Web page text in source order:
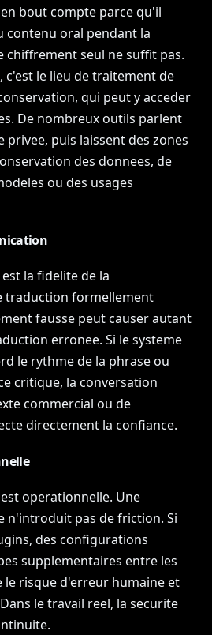
bout compte parce qu'il
contenu oral pendant la
chiffrement seul ne suffit pas.
c'est le lieu de traitement de
qui peut y acceder
De nombreux outils parlent
privee, puis laissent des zones
des donnees, de
ou des usages
la fidelite de la
traduction formellement
fausse peut causer autant
erronee. Si le systeme
le rythme de la phrase ou
critique, la conversation
commercial ou de
directement la confiance.
operationnelle. Une
n'introduit pas de friction. Si
des configurations
supplementaires entre les
le risque d'erreur humaine et
le travail reel, la securite